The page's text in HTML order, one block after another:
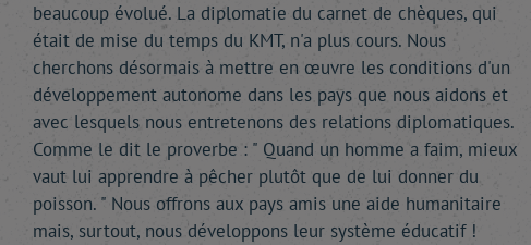
beaucoup évolué. La diplomatie du carnet de chèques, qui
était de mise du temps du KMT, n'a plus cours. Nous
cherchons désormais à mettre en œuvre les conditions d'un
développement autonome dans les pays que nous aidons et
avec lesquels nous entretenons des relations diplomatiques.
Comme le dit le proverbe : " Quand un homme a faim, mieux
vaut lui apprendre à pêcher plutôt que de lui donner du
poisson. " Nous offrons aux pays amis une aide humanitaire
mais, surtout, nous développons leur système éducatif !